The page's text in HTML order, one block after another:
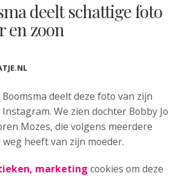
deelt schattige foto
en zoon
deelt deze foto van zijn
We zien dochter Bobby Jo
Mozes, die volgens meerdere
heeft van zijn moeder.
marketing cookies om deze